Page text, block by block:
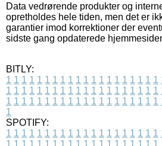
Data vedrørende produkter og
opretholdes hele tiden, men det er
garantier imod korrektioner der
sidste gang opdaterede
BITLY:
1 1 1 1 1 1 1 1 1 1 1 1 1 1 1 1 1 1 1 1
1 1 1 1 1 1 1 1 1 1 1 1 1 1 1 1 1 1 1 1
1 1 1 1 1 1 1 1 1 1 1 1 1 1 1 1 1 1 1 1
1
SPOTIFY:
1 1 1 1 1 1 1 1 1 1 1 1 1 1 1 1 1 1 1 1
1 1 1 1 1 1 1 1 1 1 1 1 1 1 1 1 1 1 1 1